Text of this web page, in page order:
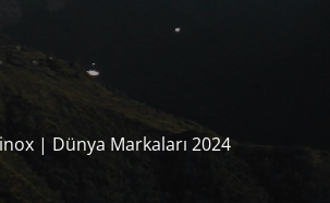
| Dünya Markaları 2024